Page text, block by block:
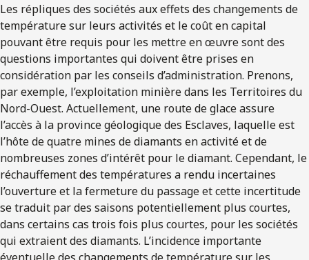
Les répliques des sociétés aux effets des changements de
température sur leurs activités et le coût en capital
pouvant être requis pour les mettre en œuvre sont des
questions importantes qui doivent être prises en
considération par les conseils d’administration. Prenons,
par exemple, l’exploitation minière dans les Territoires du
Nord-Ouest. Actuellement, une route de glace assure
l’accès à la province géologique des Esclaves, laquelle est
l’hôte de quatre mines de diamants en activité et de
nombreuses zones d’intérêt pour le diamant. Cependant, le
réchauffement des températures a rendu incertaines
l’ouverture et la fermeture du passage et cette incertitude
se traduit par des saisons potentiellement plus courtes,
dans certains cas trois fois plus courtes, pour les sociétés
qui extraient des diamants. L’incidence importante